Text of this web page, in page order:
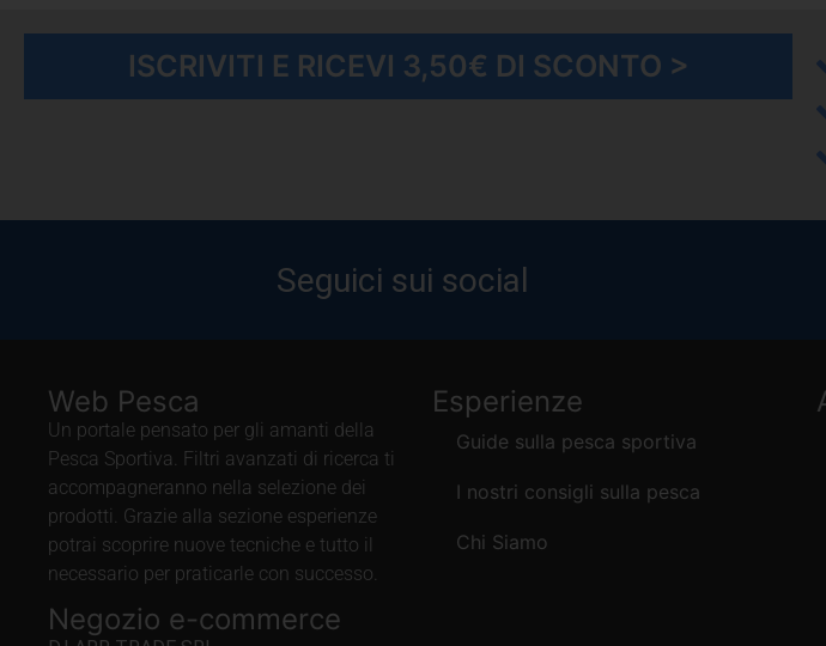
ISCRIVITI E RICEVI 3,50€ DI SCONTO >
Seguici sui social
Web Pesca
Un portale pensato per gli amanti della
Pesca Sportiva. Filtri avanzati di ricerca ti
accompagneranno nella selezione dei
prodotti. Grazie alla sezione esperienze
potrai scoprire nuove tecniche e tutto il
necessario per praticarle con successo.
Negozio e-commerce
Esperienze
Guide sulla pesca sportiva
I nostri consigli sulla pesca
Chi Siamo